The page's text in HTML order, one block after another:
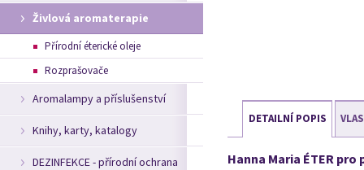
DETAILNÍ POPIS
Hanna Maria ÉTER
Živlová aromaterapie
Přírodní éterické oleje
Rozprašovače
Aromalampy a příslušenství
Knihy, karty, katalogy
DEZINFEKCE - přírodní ochrana